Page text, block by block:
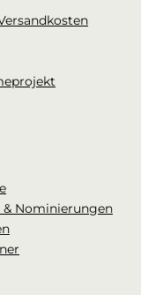
Nominierungen